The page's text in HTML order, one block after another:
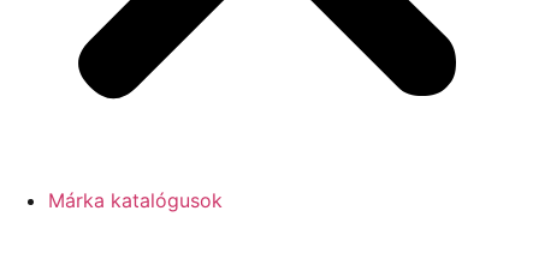
Márka katalógusok